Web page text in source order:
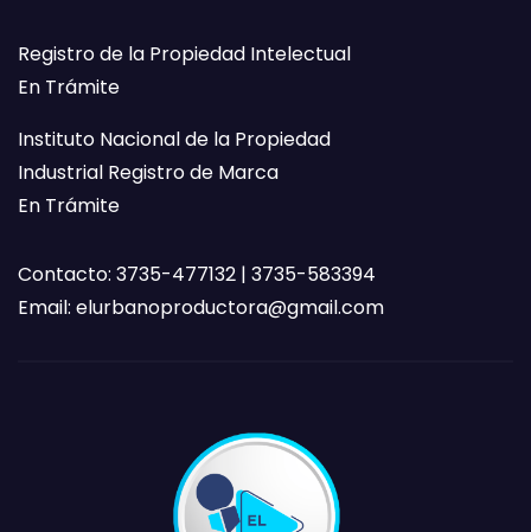
Registro de la Propiedad Intelectual
En Trámite
Instituto Nacional de la Propiedad
Industrial Registro de Marca
En Trámite
Contacto: 3735-477132 | 3735-583394
Email: elurbanoproductora@gmail.com